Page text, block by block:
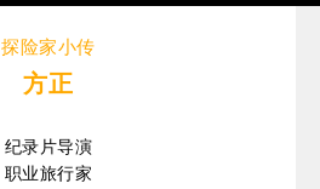
探险家小传
方正
纪录片导演
职业旅行家